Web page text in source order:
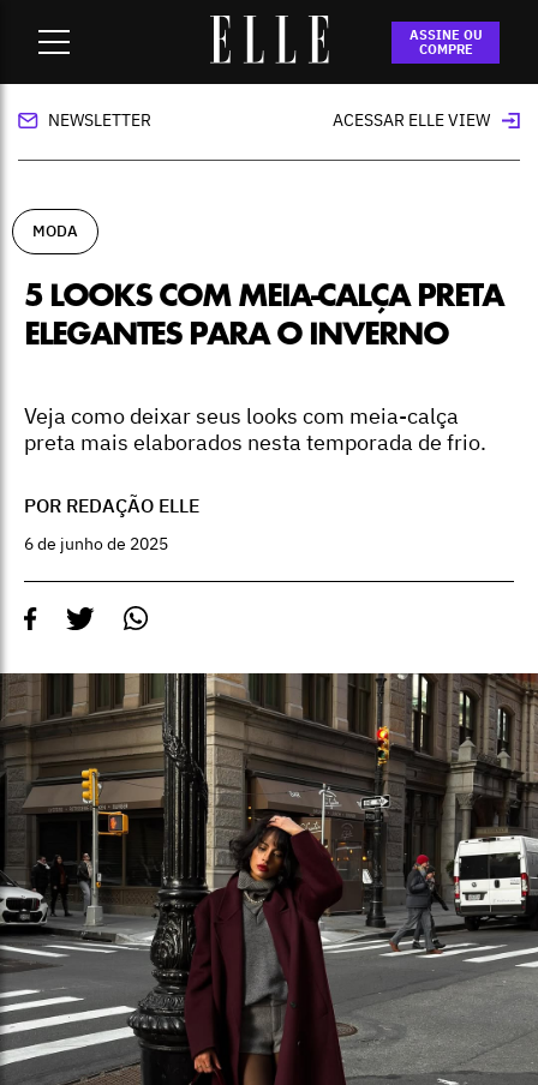
ASSINE OU
COMPRE
5 looks com meia-calça preta elegantes para
o inverno
NEWSLETTER ACESSAR ELLE VIEW
MODA
5 LOOKS COM MEIA-CALÇA PRETA
ELEGANTES PARA O INVERNO
Veja como deixar seus looks com meia-calça
preta mais elaborados nesta temporada de frio.
POR REDAÇÃO ELLE
6 de junho de 2025